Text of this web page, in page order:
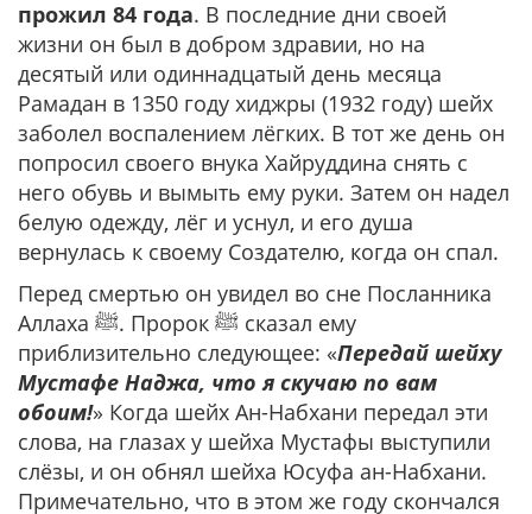
прожил 84 года. В последние дни своей
жизни он был в добром здравии, но на
десятый или одиннадцатый день месяца
Рамадан в 1350 году хиджры (1932 году) шейх
заболел воспалением лёгких. В тот же день он
попросил своего внука Хайруддина снять с
него обувь и вымыть ему руки. Затем он надел
белую одежду, лёг и уснул, и его душа
вернулась к своему Создателю, когда он спал.
Перед смертью он увидел во сне Посланника
Аллаха ﷺ. Пророк ﷺ сказал ему
приблизительно следующее: «Передай шейху
Мустафе Наджа, что я скучаю по вам
обоим!» Когда шейх Ан-Набхани передал эти
слова, на глазах у шейха Мустафы выступили
слёзы, и он обнял шейха Юсуфа ан-Набхани.
Примечательно, что в этом же году скончался